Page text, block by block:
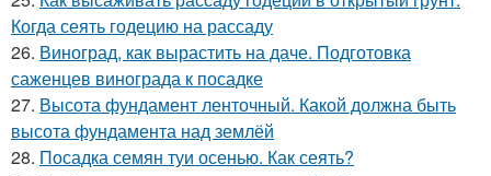
Когда сеять годецию на рассаду
26. Виноград, как вырастить на даче. Подготовка
саженцев винограда к посадке
27. Высота фундамент ленточный. Какой должна быть
высота фундамента над землёй
28. Посадка семян туи осенью. Как сеять?